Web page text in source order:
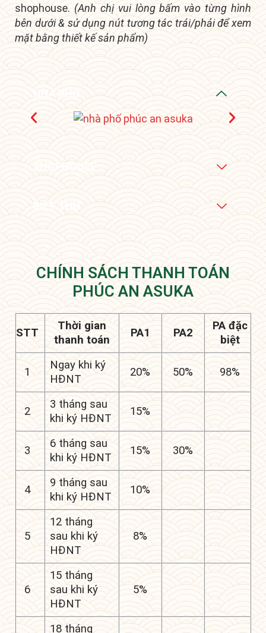
shophouse.(Anh chị vui lòng bấm vào từng hình
bên dưới & sử dụng nút tương tác trái/phải để xem
mặt bằng thiết kế sản phẩm)
NHÀ PHỐ
SHOPHOUSE
BIỆT THỰ
CHÍNH SÁCH THANH TOÁN
PHÚC AN ASUKA
STT
Thời gian
thanh toán
PA1 PA2
PA đặc
biệt
1
Ngay khi ký
HĐNT
20% 50% 98%
2
3 tháng sau
khi ký HĐNT
15%
3
6 tháng sau
khi ký HĐNT
15% 30%
4
9 tháng sau
khi ký HĐNT
10%
5
12 tháng
sau khi ký
HĐNT
8%
6
15 tháng
sau khi ký
HĐNT
5%
18 tháng